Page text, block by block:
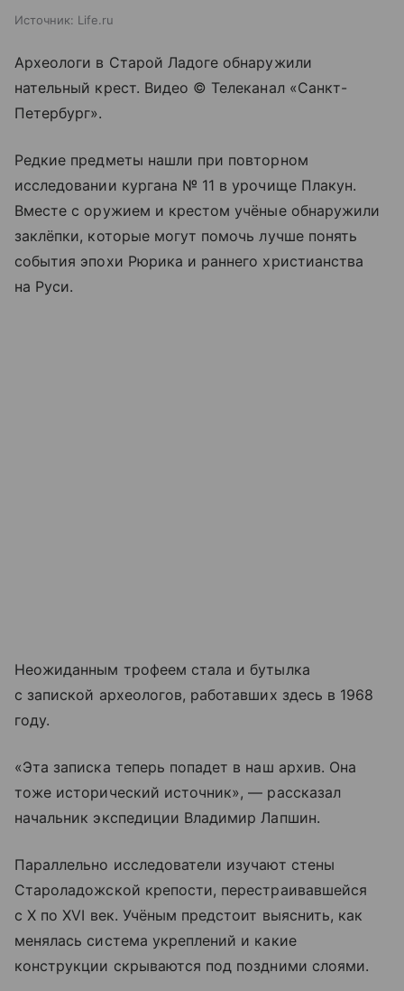
Источник: Life.ru
Археологи в Старой Ладоге обнаружили
нательный крест. Видео © Телеканал «Санкт-
Петербург».
Редкие предметы нашли при повторном
исследовании кургана № 11 в урочище Плакун.
Вместе с оружием и крестом учёные обнаружили
заклёпки, которые могут помочь лучше понять
события эпохи Рюрика и раннего христианства
на Руси.
Неожиданным трофеем стала и бутылка
с запиской археологов, работавших здесь в 1968
году.
«Эта записка теперь попадет в наш архив. Она
тоже исторический источник», — рассказал
начальник экспедиции Владимир Лапшин.
Параллельно исследователи изучают стены
Староладожской крепости, перестраивавшейся
с X по XVI век. Учёным предстоит выяснить, как
менялась система укреплений и какие
конструкции скрываются под поздними слоями.